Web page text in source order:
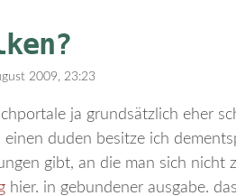
2009, 23:23
ja grundsätzlich eher
einen duden besitze ich
gibt, an die man sich
hier. in gebundener ausgabe.